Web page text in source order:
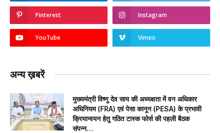
Pinterest Instagram
YouTube Vimeo
अन्य ख़बरें
मुख्यमंत्री विष्णु देव साय की अध्यक्षता में वन अधिकार
अधिनियम (FRA) एवं पेसा कानून (PESA) के प्रभावी
क्रियान्वयन हेतु गठित टास्क फोर्स की पहली बैठक
संपन्न…